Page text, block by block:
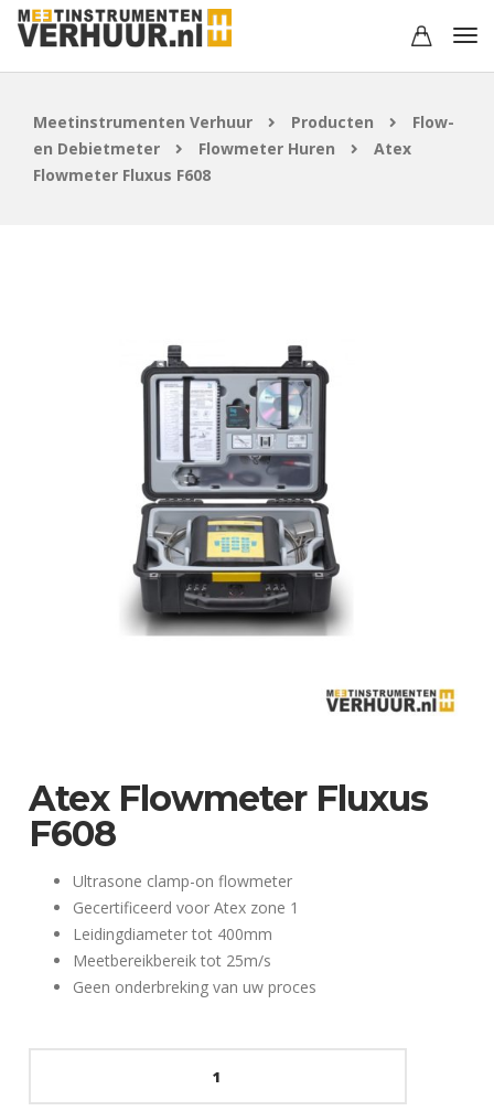
Meetinstrumenten Verhuur Producten
Flow-
en Debietmeter
Flowmeter Huren
Atex
Flowmeter Fluxus F608
Atex Flowmeter Fluxus
F608
Ultrasone clamp-on flowmeter
Gecertificeerd voor Atex zone 1
Leidingdiameter tot 400mm
Meetbereikbereik tot 25m/s
Geen onderbreking van uw proces